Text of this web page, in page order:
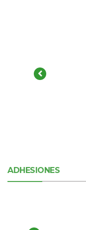
ADHESIONES